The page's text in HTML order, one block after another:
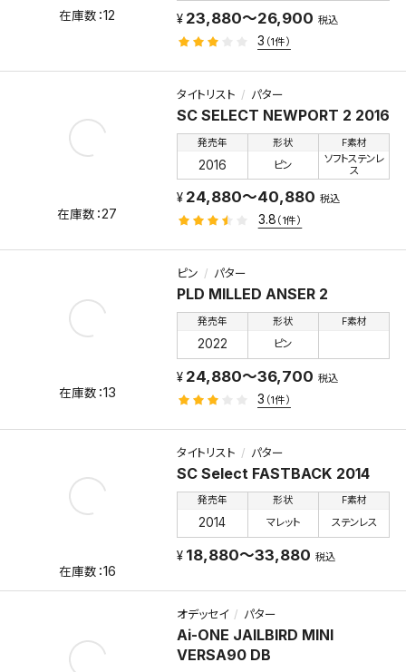
12 23,880～26,900 税込
3 （1件）
タイトリスト パター
SC SELECT NEWPORT 2 2016
発売年
2016
形状
ピン
F素材
ソフトステンレ
ス
27
24,880～40,880 税込
3.8 （1件）
ピン パター
PLD MILLED ANSER 2
発売年
2022
形状
ピン
F素材
13
24,880～36,700 税込
3 （1件）
タイトリスト パター
SC Select FASTBACK 2014
発売年
2014
形状
マレット
F素材
ステンレス
16
18,880～33,880 税込
オデッセイ パター
Ai-ONE JAILBIRD MINI
VERSA90 DB